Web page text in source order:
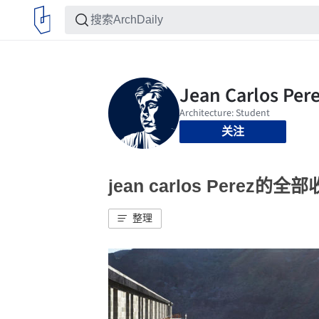
关注
jean carlos Perez的全部
整理